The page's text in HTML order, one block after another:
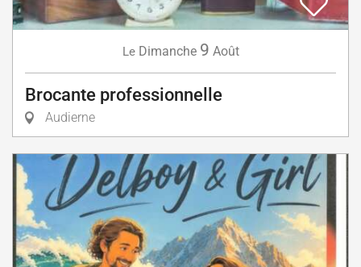
Le Dimanche 9 Août
Brocante professionnelle
Audierne